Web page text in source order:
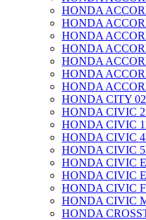
HONDA
HONDA
HONDA
HONDA
HONDA
HONDA
HONDA
HONDA CITY
HONDA CIVIC
HONDA CIVIC
HONDA CIVIC
HONDA CIVIC
HONDA CIVIC
HONDA CIVIC
HONDA CIVIC
HONDA CIVIC
HONDA